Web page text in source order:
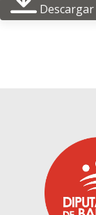
Descargar